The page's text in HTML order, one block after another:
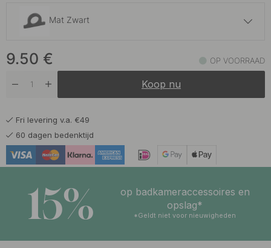
Mat Zwart
Antiek Messing Op voorraad
Op voorraad
9.50 € OP VOORRAAD
Koop nu
Fri levering v.a. €49
60 dagen bedenktijd
15%
op badkameraccessoires en
opslag*
*Geldt niet voor nieuwigheden